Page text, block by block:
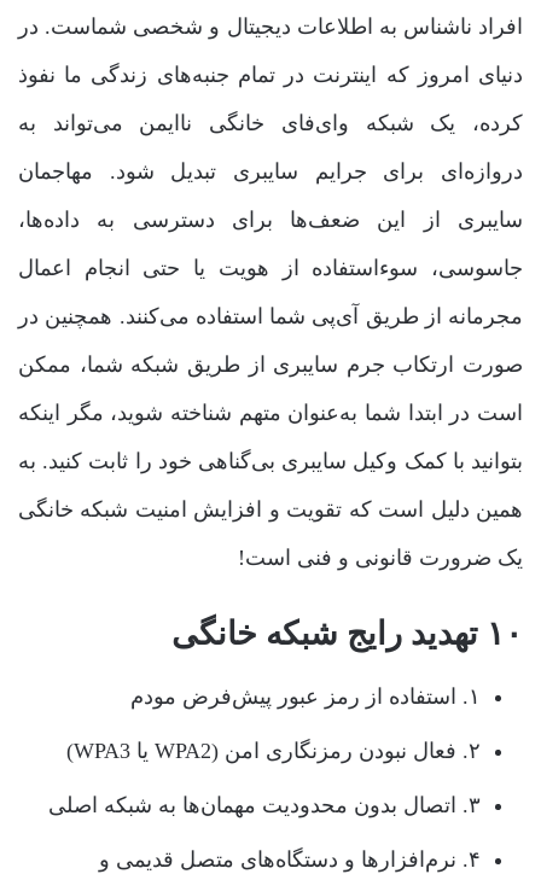
افراد ناشناس به اطلاعات دیجیتال و شخصی شماست. در
دنیای امروز که اینترنت در تمام جنبه‌های زندگی ما نفوذ
کرده، یک شبکه وای‌فای خانگی ناایمن می‌تواند به
دروازه‌ای برای جرایم سایبری تبدیل شود. مهاجمان
سایبری از این ضعف‌ها برای دسترسی به داده‌ها،
جاسوسی، سوءاستفاده از هویت یا حتی انجام اعمال
مجرمانه از طریق آی‌پی شما استفاده می‌کنند. همچنین در
صورت ارتکاب جرم سایبری از طریق شبکه شما، ممکن
است در ابتدا شما به‌عنوان متهم شناخته شوید، مگر اینکه
بتوانید با کمک وکیل سایبری بی‌گناهی خود را ثابت کنید. به
همین دلیل است که تقویت و افزایش امنیت شبکه خانگی
یک ضرورت قانونی و فنی است!
۱۰ تهدید رایج شبکه خانگی
۱. استفاده از رمز عبور پیش‌فرض مودم
۲. فعال نبودن رمزنگاری امن (WPA2 یا WPA3)
۳. اتصال بدون محدودیت مهمان‌ها به شبکه اصلی
۴. نرم‌افزارها و دستگاه‌های متصل قدیمی و